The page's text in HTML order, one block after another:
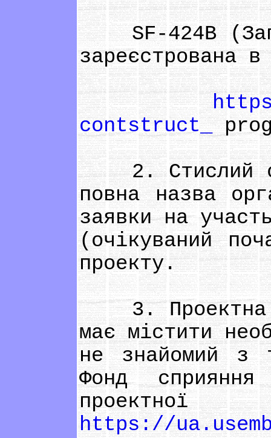
SF-424B
зареєстрована
contstruct_
2. Стислий
повна назва
заявки на
(очікуваний
проекту.
3. Проектна
має містити
не знайомий з
Фонд
https://